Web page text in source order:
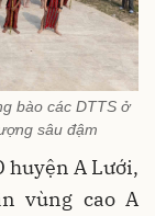
bào các DTTS ở
sâu đậm
huyện A Lưới,
vùng cao A